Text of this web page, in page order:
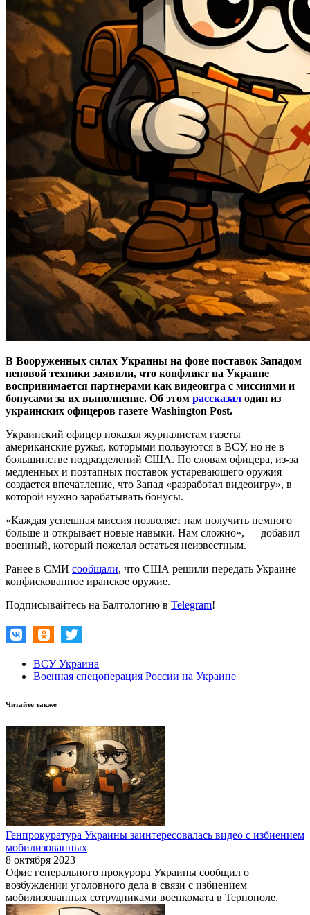
В Вооруженных силах Украины на фоне поставок Западом
неновой техники заявили, что конфликт на Украине
воспринимается партнерами как видеоигра с миссиями и
бонусами за их выполнение. Об этом рассказал один из
украинских офицеров газете Washington Post.
Украинский офицер показал журналистам газеты
американские ружья, которыми пользуются в ВСУ, но не в
большинстве подразделений США. По словам офицера, из-за
медленных и поэтапных поставок устаревающего оружия
создается впечатление, что Запад «разработал видеоигру», в
которой нужно зарабатывать бонусы.
«Каждая успешная миссия позволяет нам получить немного
больше и открывает новые навыки. Нам сложно», — добавил
военный, который пожелал остаться неизвестным.
Ранее в СМИ сообщали, что США решили передать Украине
конфискованное иранское оружие.
Подписывайтесь на Балтологию в Telegram!
ВСУ Украина
Военная спецоперация России на Украине
Читайте также
Генпрокуратура Украины заинтересовалась видео с избиением
мобилизованных
8 октября 2023
Офис генерального прокурора Украины сообщил о
возбуждении уголовного дела в связи с избиением
мобилизованных сотрудниками военкомата в Тернополе.